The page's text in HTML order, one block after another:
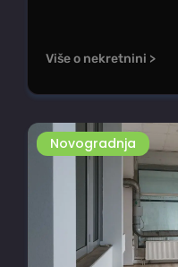
Više o nekretnini >
Novogradnja